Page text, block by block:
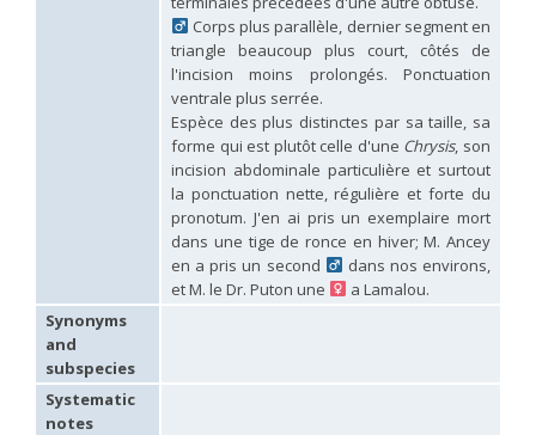
Linsenmaier, 1968
(Mocsáry, 1883)
Linsenmaier, 1959
(Dahlbom, 1854)
Abeille, 1879
Hedychridium rhodojanthinumEnslin, 1939
(Rossi, 1790)
Hedychridium roseum caputaureumTrautmann, 1919
Hedychridium roseum nanumChevrier, 1870
Semenov-Tian-Shanskij
Linsenmaier, 1997 [E]
(Abeille, 1877)
(Tournier, 1878)
Hedychridium scutellare sardiniense
Hedychridium semiluteum
Hedychridium sevillanum
Hedychridium subroseumLinsenmaier, 1959
Hedychridium subroseum prochloropygum
Hedychridium tenerifense
Corps plus parallèle, dernier segment en
triangle beaucoup plus court, côtés de
l'incision moins prolongés. Ponctuation
ventrale plus serrée.
Espèce des plus distinctes par sa taille, sa
forme qui est plutôt celle d'une Chrysis, son
incision abdominale particulière et surtout
la ponctuation nette, régulière et forte du
pronotum. J'en ai pris un exemplaire mort
dans une tige de ronce en hiver; M. Ancey
en a pris un second
dans nos environs,
et M. le Dr. Puton une
a Lamalou.
Synonyms
and
subspecies
Systematic
notes